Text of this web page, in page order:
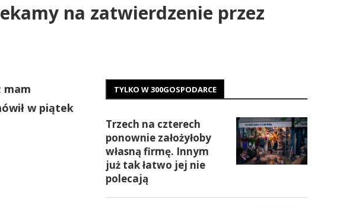
na zatwierdzenie przez
mam
w piątek
TYLKO W 300GOSPODARCE
Trzech na czterech
ponownie założyłoby
własną firmę. Innym
już tak łatwo jej nie
polecają